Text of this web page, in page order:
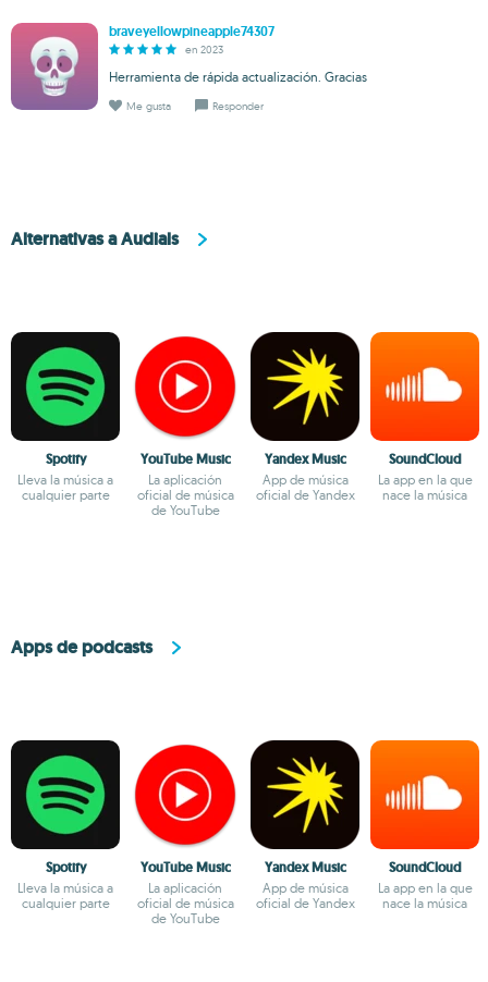
braveyellowpineapple74307
en 2023
Herramienta de rápida actualización. Gracias
Me gusta Responder
Alternativas a Audials
Spotify
Lleva la música a
cualquier parte
YouTube Music
La aplicación
oficial de música
de YouTube
Yandex Music
App de música
oficial de Yandex
SoundCloud
La app en la que
nace la música
Apps de podcasts
Spotify
Lleva la música a
cualquier parte
YouTube Music
La aplicación
oficial de música
de YouTube
Yandex Music
App de música
oficial de Yandex
SoundCloud
La app en la que
nace la música